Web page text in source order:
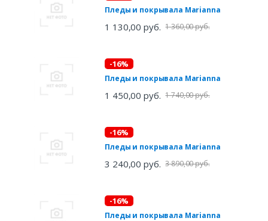
Пледы и покрывала Marianna
1 130,00 руб. 1 360,00 руб.
-16%
Пледы и покрывала Marianna
1 450,00 руб. 1 740,00 руб.
-16%
Пледы и покрывала Marianna
3 240,00 руб. 3 890,00 руб.
-16%
Пледы и покрывала Marianna